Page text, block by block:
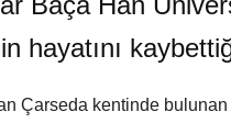
hayatını
Çarseda kentinde